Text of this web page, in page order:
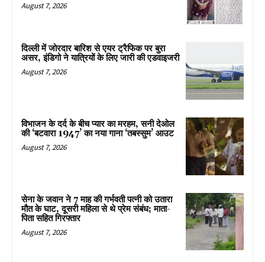
August 7, 2026
दिल्ली में जोरदार बारिश से एयर ट्रैफिक पर बुरा
असर, इंडिगो ने यात्रियों के लिए जारी की एडवाइजरी
August 7, 2026
विभाजन के दर्द के बीच प्यार का मरहम, सनी देओल
की ‘बटवारा 1947’ का नया गाना ‘तबस्सुम’ आउट
August 7, 2026
सेना के जवान ने 7 माह की गर्भवती पत्नी को उतारा
मौत के घाट, दूसरी महिला से थे प्रेम संबंध; माता-
पिता सहित गिरफ्तार
August 7, 2026